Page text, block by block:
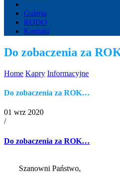
Galeria
RODO
Kontakt
Do zobaczenia za
Home Kapry Informacyjne
Do zobaczenia za ROK…
01 wrz 2020
/
Do zobaczenia za ROK…
Szanowni Państwo,